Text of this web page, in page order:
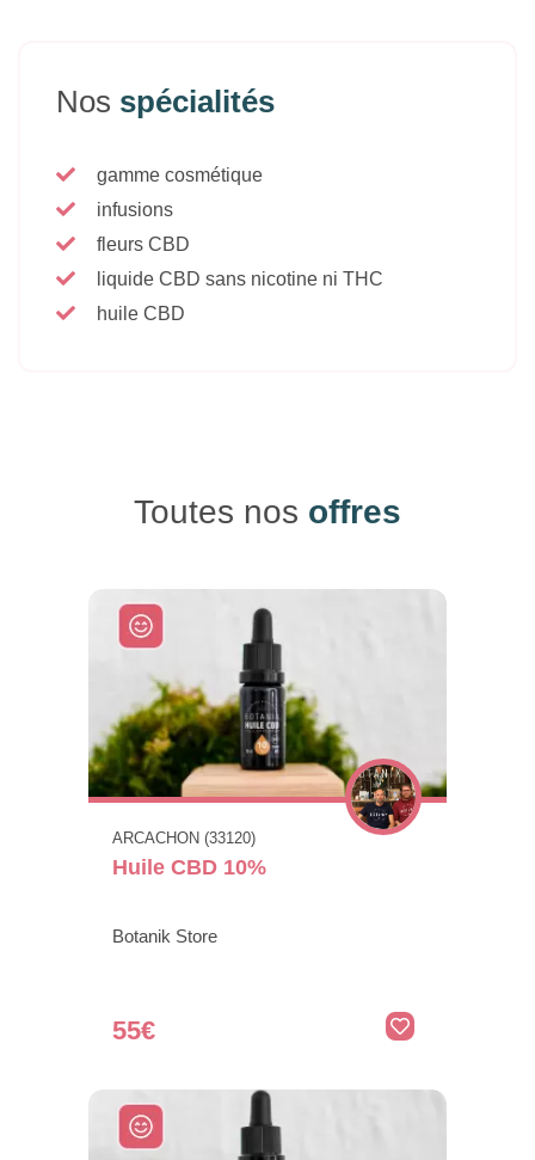
Nos spécialités
gamme cosmétique
infusions
fleurs CBD
liquide CBD sans nicotine ni THC
huile CBD
Toutes nos offres
ARCACHON (33120)
Huile CBD 10%
Botanik Store
55€